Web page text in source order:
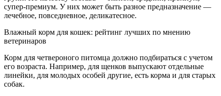
супер-премиум. У них может быть разное предназначение —
лечебное, повседневное, деликатесное.
Влажный корм для кошек: рейтинг лучших по мнению
ветеринаров
Корм для четвероного питомца должно подбираться с учетом
его возраста. Например, для щенков выпускают отдельные
линейки, для молодых особей другие, есть корма и для старых
собак.